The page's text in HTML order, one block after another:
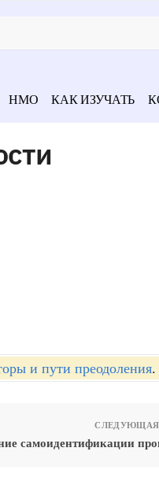
НМО КАК ИЗУЧАТЬ
и пути преодоления.
СЛЕДУЮЩАЯ
самоидентификации